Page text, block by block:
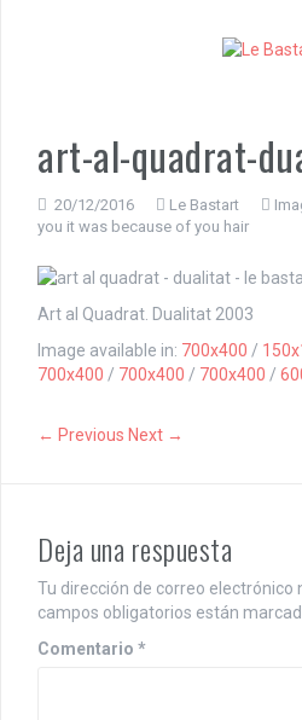
art-al-quadrat-
20/12/2016 Le Bastart
you it was because of you hair
Art al Quadrat. Dualitat 2003
Image available in: 700x400 /
700x400 / 700x400 / 700x400 /
← Previous Next →
Deja una respuesta
Tu dirección de correo electrónico
campos obligatorios están
Comentario *